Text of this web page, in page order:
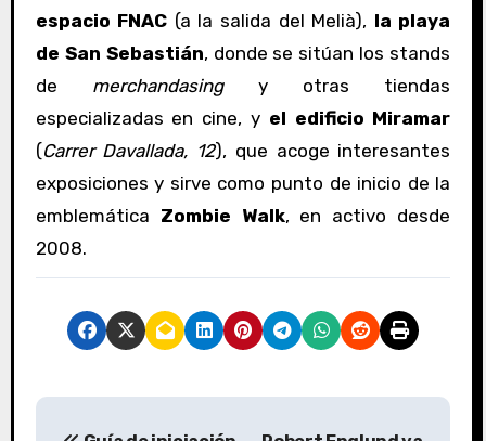
espacio FNAC (a la salida del Melià), la playa
de San Sebastián, donde se sitúan los stands
de merchandasingy otras tiendas
especializadas en cine, y el edificio Miramar
(Carrer Davallada, 12), que acoge interesantes
exposiciones y sirve como punto de inicio de la
emblemática Zombie Walk, en activo desde
2008.
N